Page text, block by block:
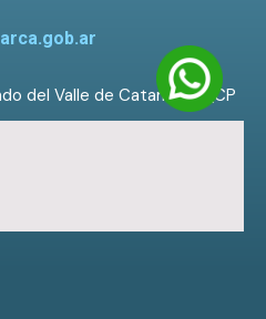
del Valle de Catamarca (CP